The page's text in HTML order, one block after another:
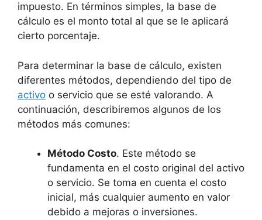
impuesto. En términos simples, la base de
cálculo es el monto total al que se le aplicará
cierto porcentaje.
Para determinar la base de cálculo, existen
diferentes métodos, dependiendo del tipo de
activo o servicio que se esté valorando. A
continuación, describiremos algunos de los
métodos más comunes:
Método Costo. Este método se
fundamenta en el costo original del activo
o servicio. Se toma en cuenta el costo
inicial, más cualquier aumento en valor
debido a mejoras o inversiones.